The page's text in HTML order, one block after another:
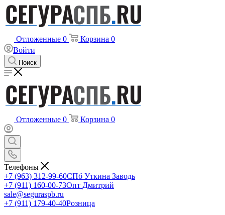
Отложенные 0 Корзина 0
Войти
Поиск
Отложенные 0 Корзина 0
Телефоны
+7 (963) 312-99-60СПб Уткина Заводь
+7 (911) 160-00-73Опт Дмитрий
sale@seguraspb.ru
+7 (911) 179-40-40Розница